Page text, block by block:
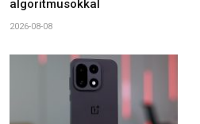
algoritmusokkal
2026-08-08